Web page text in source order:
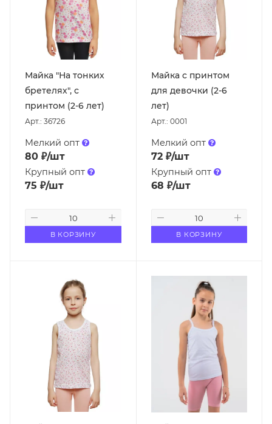
Майка "На тонких
бретелях", с
принтом (2-6 лет)
Арт.: 36726
Мелкий опт
80 ₽/шт
Крупный опт
75 ₽/шт
В КОРЗИНУ
Майка с принтом
для девочки (2-6
лет)
Арт.: 0001
Мелкий опт
72₽/шт
Крупный опт
68 ₽/шт
В КОРЗИНУ